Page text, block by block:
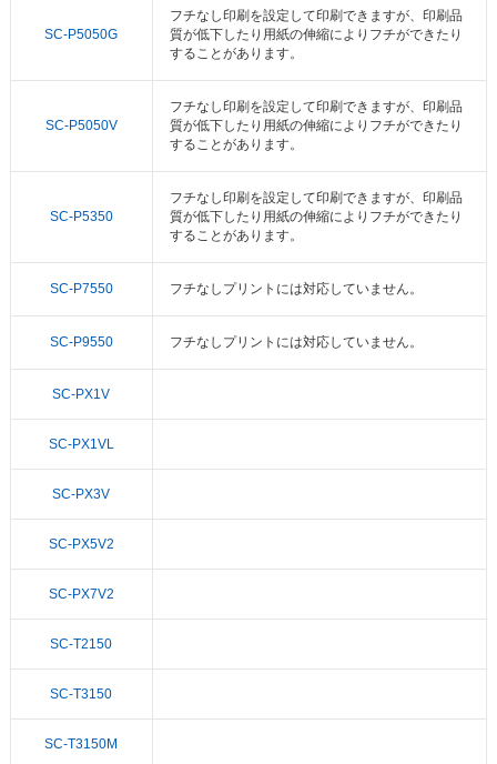
SC-P5050G
フチなし印刷を設定して印刷できますが、印刷品
質が低下したり用紙の伸縮によりフチができたり
することがあります。
SC-P5050V
フチなし印刷を設定して印刷できますが、印刷品
質が低下したり用紙の伸縮によりフチができたり
することがあります。
SC-P5350
フチなし印刷を設定して印刷できますが、印刷品
質が低下したり用紙の伸縮によりフチができたり
することがあります。
SC-P7550 フチなしプリントには対応していません。
SC-P9550 フチなしプリントには対応していません。
SC-PX1V
SC-PX1VL
SC-PX3V
SC-PX5V2
SC-PX7V2
SC-T2150
SC-T3150
SC-T3150M